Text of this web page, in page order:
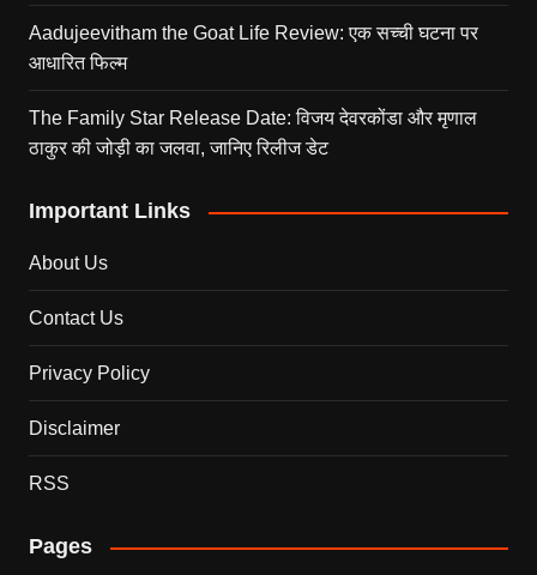
Aadujeevitham the Goat Life Review: एक सच्ची घटना पर
आधारित फिल्म
The Family Star Release Date: विजय देवरकोंडा और मृणाल
ठाकुर की जोड़ी का जलवा, जानिए रिलीज डेट
Important Links
About Us
Contact Us
Privacy Policy
Disclaimer
RSS
Pages